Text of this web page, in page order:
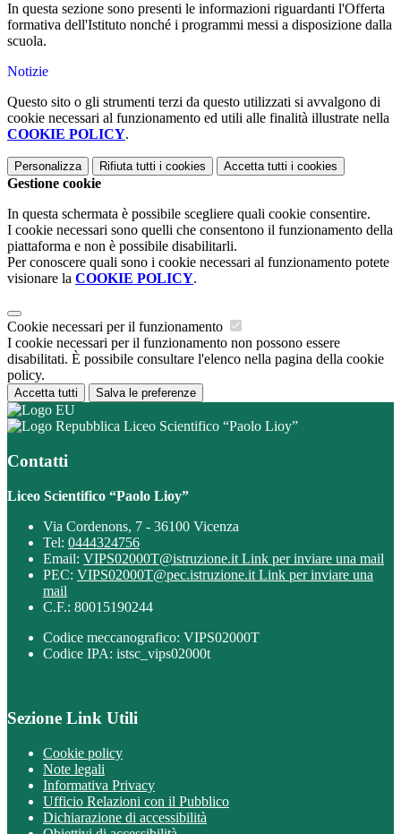
In questa sezione sono presenti le informazioni riguardanti l'Offerta
formativa dell'Istituto nonché i programmi messi a disposizione dalla
scuola.
Notizie
Questo sito o gli strumenti terzi da questo utilizzati si avvalgono di
cookie necessari al funzionamento ed utili alle finalità illustrate nella
COOKIE POLICY.
Personalizza Rifiuta tutti i cookies Accetta tutti i cookies
Gestione cookie
In questa schermata è possibile scegliere quali cookie consentire.
I cookie necessari sono quelli che consentono il funzionamento della
piattaforma e non è possibile disabilitarli.
Per conoscere quali sono i cookie necessari al funzionamento potete
visionare la COOKIE POLICY.
Cookie necessari per il funzionamento
I cookie necessari per il funzionamento non possono essere
disabilitati. È possibile consultare l'elenco nella pagina della cookie
policy.
Accetta tutti Salva le preferenze
Liceo Scientifico “Paolo Lioy”
Contatti
Liceo Scientifico “Paolo Lioy”
Via Cordenons, 7 - 36100 Vicenza
Tel: 0444324756
Email: VIPS02000T@istruzione.it Link per inviare una mail
PEC: VIPS02000T@pec.istruzione.it Link per inviare una
mail
C.F.: 80015190244
Codice meccanografico: VIPS02000T
Codice IPA: istsc_vips02000t
Sezione Link Utili
Cookie policy
Note legali
Informativa Privacy
Ufficio Relazioni con il Pubblico
Dichiarazione di accessibilità